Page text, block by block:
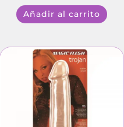
Añadir al carrito